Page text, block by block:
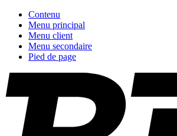
Contenu
Menu principal
Menu client
Menu secondaire
Pied de page